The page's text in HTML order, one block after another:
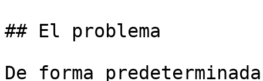
## El problema
De forma